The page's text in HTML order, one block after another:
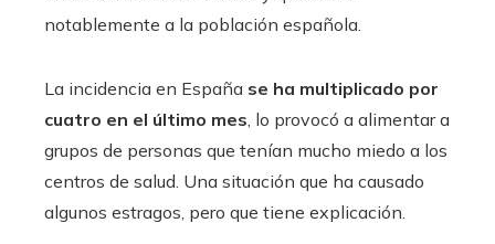
notablemente a la población española.
La incidencia en España se ha multiplicado por
cuatro en el último mes, lo provocó a alimentar a
grupos de personas que tenían mucho miedo a los
centros de salud. Una situación que ha causado
algunos estragos, pero que tiene explicación.